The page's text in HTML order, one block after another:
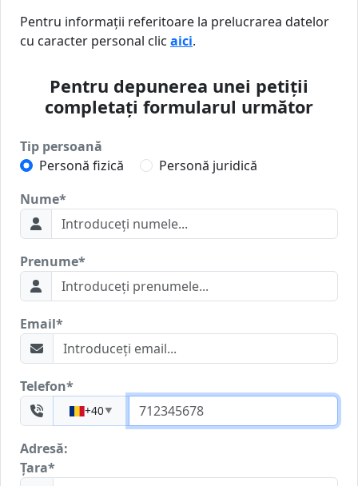
Pentru informații referitoare la prelucrarea datelor
cu caracter personal clic aici.
Pentru depunerea unei petiții
completați formularul următor
Tip persoană
Personă fizică
Personă juridică
Nume*
Prenume*
Email*
Telefon*
+40▼
Adresă:
Țara*